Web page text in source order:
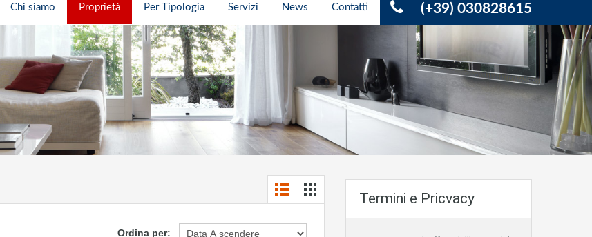
(+39) 030828615
Chi siamo Proprietà Per Tipologia Servizi News Contatti
Ordina per:
Termini e Pricvacy